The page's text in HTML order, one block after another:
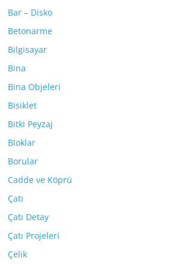
Bar – Disko
Betonarme
Bilgisayar
Bina
Bina Objeleri
Bisiklet
Bitki Peyzaj
Bloklar
Borular
Cadde ve Köprü
Çatı
Çatı Detay
Çatı Projeleri
Çelik